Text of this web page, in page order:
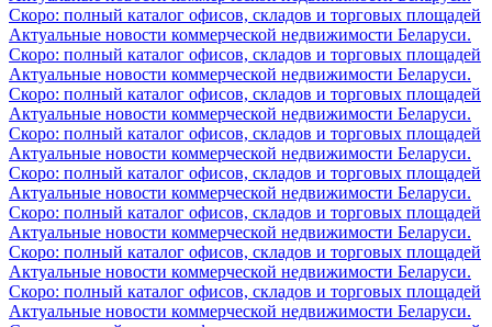
Скоро: полный каталог офисов, складов и торговых площадей
Актуальные новости коммерческой недвижимости Беларуси.
Скоро: полный каталог офисов, складов и торговых площадей
Актуальные новости коммерческой недвижимости Беларуси.
Скоро: полный каталог офисов, складов и торговых площадей
Актуальные новости коммерческой недвижимости Беларуси.
Скоро: полный каталог офисов, складов и торговых площадей
Актуальные новости коммерческой недвижимости Беларуси.
Скоро: полный каталог офисов, складов и торговых площадей
Актуальные новости коммерческой недвижимости Беларуси.
Скоро: полный каталог офисов, складов и торговых площадей
Актуальные новости коммерческой недвижимости Беларуси.
Скоро: полный каталог офисов, складов и торговых площадей
Актуальные новости коммерческой недвижимости Беларуси.
Скоро: полный каталог офисов, складов и торговых площадей
Актуальные новости коммерческой недвижимости Беларуси.